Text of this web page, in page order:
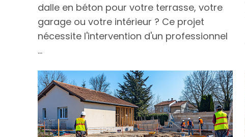
dalle en béton pour votre terrasse, votre
garage ou votre intérieur ? Ce projet
nécessite l'intervention d'un professionnel
...